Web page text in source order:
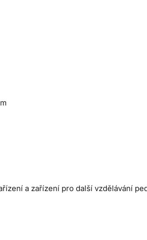
a zařízení pro další vzdělávání